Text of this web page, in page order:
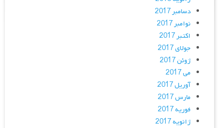
دسامبر 2017
نوامبر 2017
اکتبر 2017
جولای 2017
ژوئن 2017
می 2017
آوریل 2017
مارس 2017
فوریه 2017
ژانویه 2017